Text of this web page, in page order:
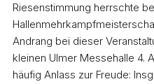
Riesenstimmung herrschte
Andrang bei dieser
kleinen Ulmer Messehalle 4.
häufig Anlass zur Freude: